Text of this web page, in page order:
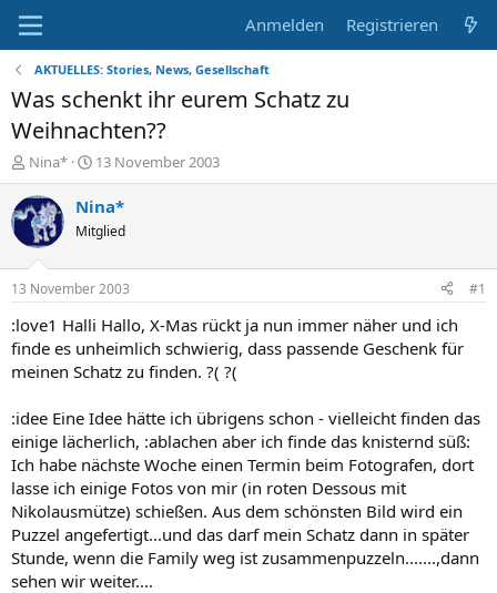
Anmelden Registrieren
AKTUELLES: Stories, News, Gesellschaft
Was schenkt ihr eurem Schatz zu
Weihnachten??
E
r
s
t
e
e
r
Nina*
E
r
s
e
t
a
m
13 November 2003
Nina*
Mitglied
13 November 2003 #1
:love1 Halli Hallo, X-Mas rückt ja nun immer näher und ich
finde es unheimlich schwierig, dass passende Geschenk für
meinen Schatz zu finden. ?( ?(
:idee Eine Idee hätte ich übrigens schon - vielleicht finden das
einige lächerlich, :ablachen aber ich finde das knisternd süß:
Ich habe nächste Woche einen Termin beim Fotografen, dort
lasse ich einige Fotos von mir (in roten Dessous mit
Nikolausmütze) schießen. Aus dem schönsten Bild wird ein
Puzzel angefertigt...und das darf mein Schatz dann in später
Stunde, wenn die Family weg ist zusammenpuzzeln.......,dann
sehen wir weiter....